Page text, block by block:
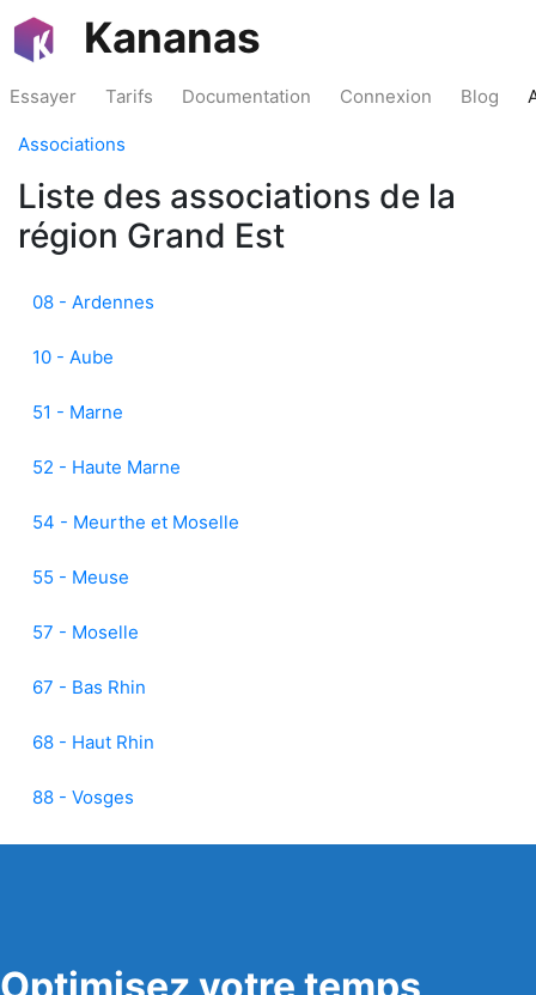
Kananas
Essayer Tarifs Documentation Connexion Blog
Associations
Liste des associations de la
région Grand Est
08 - Ardennes
10 - Aube
51 - Marne
52 - Haute Marne
54 - Meurthe et Moselle
55 - Meuse
57 - Moselle
67 - Bas Rhin
68 - Haut Rhin
88 - Vosges